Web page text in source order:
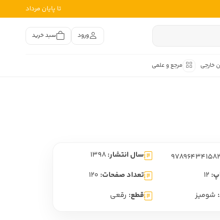
تا پایان مرداد
ورود سبد خرید
خارجی مرجع و علمی
فارسی
متون کهن
سال انتشار: 1398
12 تعداد صفحات: 120
شومیز قطع: رقعی